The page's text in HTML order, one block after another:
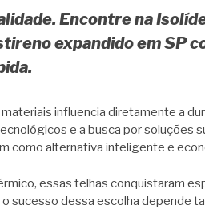
Encontre na
expandido em SP
influencia diretamente a
e a busca por soluções
como alternativa inteligente e
essas telhas conquistaram
sucesso dessa escolha depende